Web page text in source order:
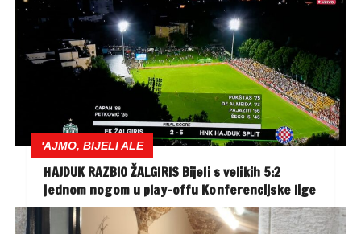
'AJMO, BIJELI ALE
HAJDUK RAZBIO ŽALGIRIS Bijeli s velikih 5:2
jednom nogom u play-offu Konferencijske lige